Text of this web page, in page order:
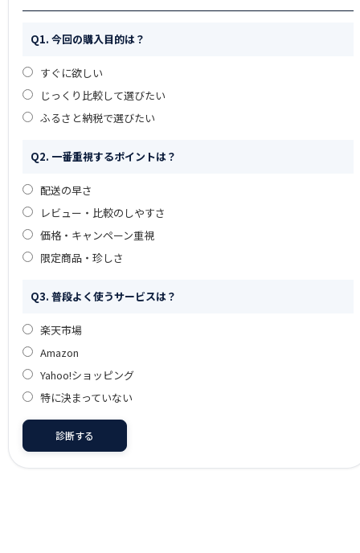
Q1. 今回の購入目的は？
すぐに欲しい
じっくり比較して選びたい
ふるさと納税で選びたい
Q2. 一番重視するポイントは？
配送の早さ
レビュー・比較のしやすさ
価格・キャンペーン重視
限定商品・珍しさ
Q3. 普段よく使うサービスは？
楽天市場
Amazon
Yahoo!ショッピング
特に決まっていない
診断する